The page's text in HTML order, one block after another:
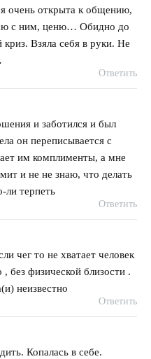
очень открыта к общению,
с ним, ценю… Обидно до
криз. Взяла себя в руки. Не
Ответить
и заботился и был
он переписывается с
им комплименты, а мне
и не не знаю, что делать
ли терпеть
Ответить
чег то не хватает человек
без физической близости .
неизвестно
Ответить
Копалась в себе.